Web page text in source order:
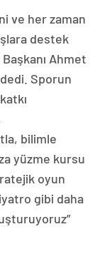
ve her zaman
destek
Ahmet
Sporun
bilimle
yüzme kursu
oyun
gibi daha